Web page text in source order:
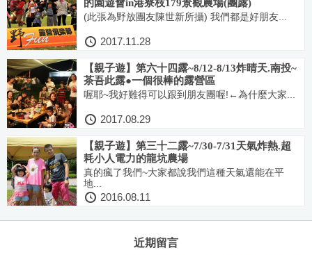
的園遊會in港寮枝179景觀農場(團露)
(此張為野放團友陳世新所攝) 我們都是好朋友...
2017.11.28
【親子遊】第六十四露~8/12-8/13炸晴天.南投~
茶吾此露●一個很棒的露營區
喔耶~我好難得可以跟到朋友團喔!←為什麼大家...
2017.08.29
【親子遊】第三十二露~7/30-7/31天氣炸熱.超
耗小人電力的龍坑農場
真的瘋了我們~大家都說我們這種天氣還能在平
地...
2016.08.11
近期留言